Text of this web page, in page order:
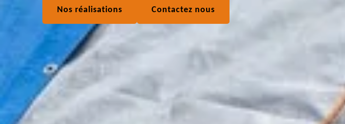
Nos réalisations Contactez nous